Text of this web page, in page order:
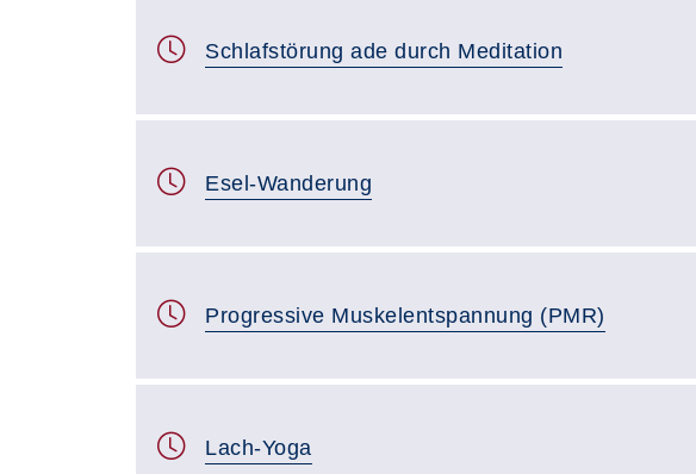
Schlafstörung ade durch Meditation
Esel-Wanderung
Progressive Muskelentspannung (PMR)
Lach-Yoga